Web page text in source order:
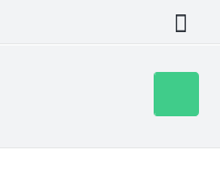
košík